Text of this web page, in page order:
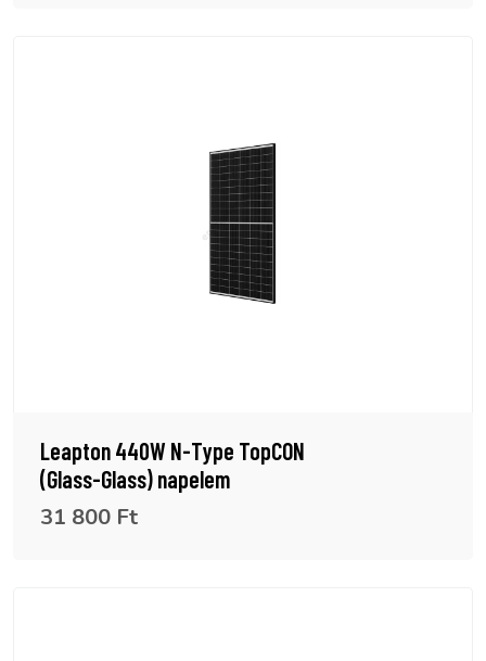
Leapton 440W N-Type TopCON
(Glass-Glass) napelem
31 800 Ft